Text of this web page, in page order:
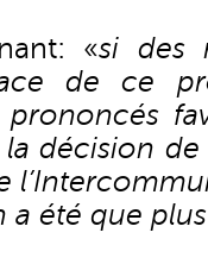
«si des
de ce
prononcés
la décision
a été que